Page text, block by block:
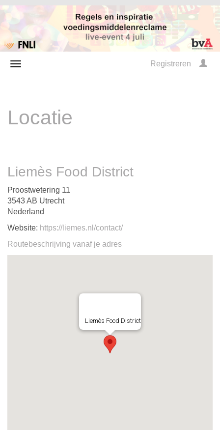
Registreren
Locatie
Liemès Food District
Proostwetering 11
3543 AB Utrecht
Nederland
Website: https://liemes.nl/contact/
Routebeschrijving vanaf je adres
Liemès Food District